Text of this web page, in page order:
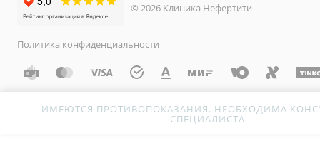
© 2026 Клиника Нефертити
Политика конфиденциальности
ИМЕЮТСЯ ПРОТИВОПОКАЗАНИЯ. НЕОБХОДИМА
СПЕЦИАЛИСТА